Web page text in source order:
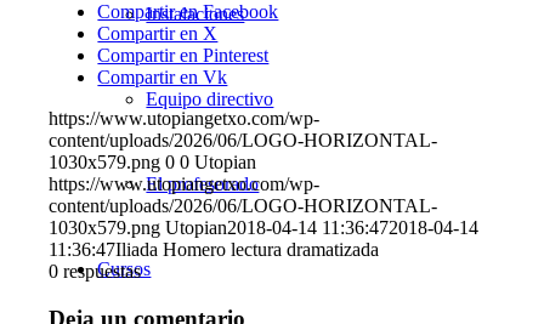
Instalaciones
Equipo directivo
El profesorado
Cursos
Compartir en Facebook
Compartir en X
Compartir en Pinterest
Compartir en Vk
https://www.utopiangetxo.com/wp-
content/uploads/2026/06/LOGO-HORIZONTAL-
1030x579.png 0 0 Utopian
https://www.utopiangetxo.com/wp-
content/uploads/2026/06/LOGO-HORIZONTAL-
1030x579.png Utopian2018-04-14 11:36:472018-04-14
11:36:47Iliada Homero lectura dramatizada
0 respuestas
Deja un comentario